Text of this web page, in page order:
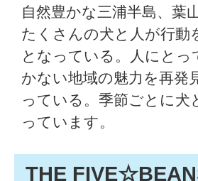
自然豊かな三浦半島、葉
たくさんの犬と人が行動
となっている。人にと
かない地域の魅力を再発
っている。季節ごとに犬
っています。
THE